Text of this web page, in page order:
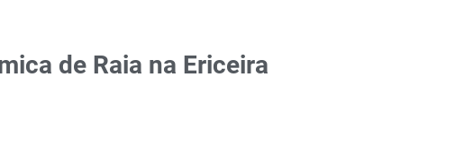
de Raia na Ericeira